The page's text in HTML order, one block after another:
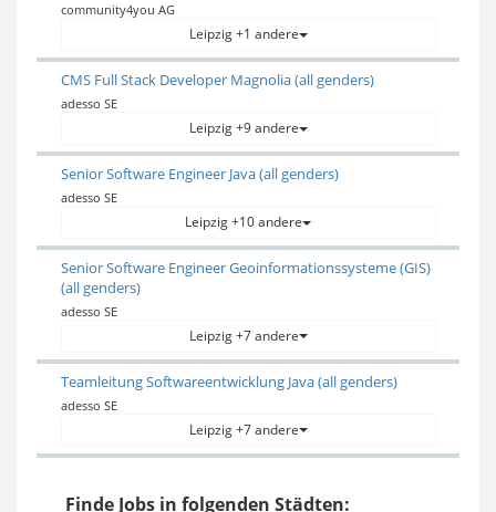
community4you AG
Leipzig +1 andere
CMS Full Stack Developer Magnolia (all genders)
adesso SE
Leipzig +9 andere
Senior Software Engineer Java (all genders)
adesso SE
Leipzig +10 andere
Senior Software Engineer Geoinformationssysteme (GIS)
(all genders)
adesso SE
Leipzig +7 andere
Teamleitung Softwareentwicklung Java (all genders)
adesso SE
Leipzig +7 andere
Finde Jobs in folgenden Städten: